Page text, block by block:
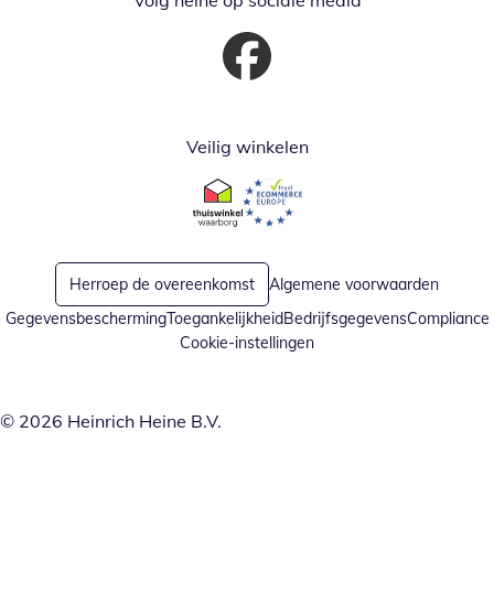
Opent in nieuw venster
Veilig winkelen
Opent in nieuw venster
Opent in nieuw venster
Herroep de overeenkomst
Algemene voorwaarden
GegevensbeschermingToegankelijkheidBedrijfsgegevensCompliance
Cookie-instellingen
© 2026 Heinrich Heine B.V.